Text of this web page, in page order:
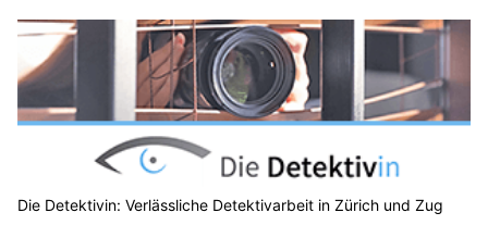
Die Detektivin: Verlässliche Detektivarbeit in Zürich und Zug